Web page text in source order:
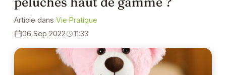
Article dans Vie Pratique
06 Sep 2022
11:33